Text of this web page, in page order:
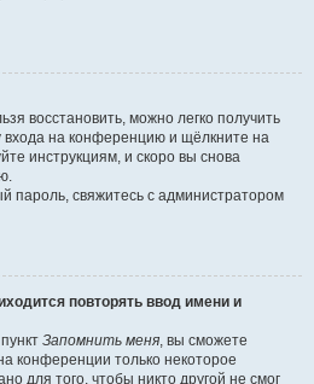
восстановить, можно легко получить
на конференцию и щёлкните на
инструкциям, и скоро вы снова
пароль, свяжитесь с администратором
повторять ввод имени и
Запомнить меня, вы сможете
конференции только некоторое
для того, чтобы никто другой не смог